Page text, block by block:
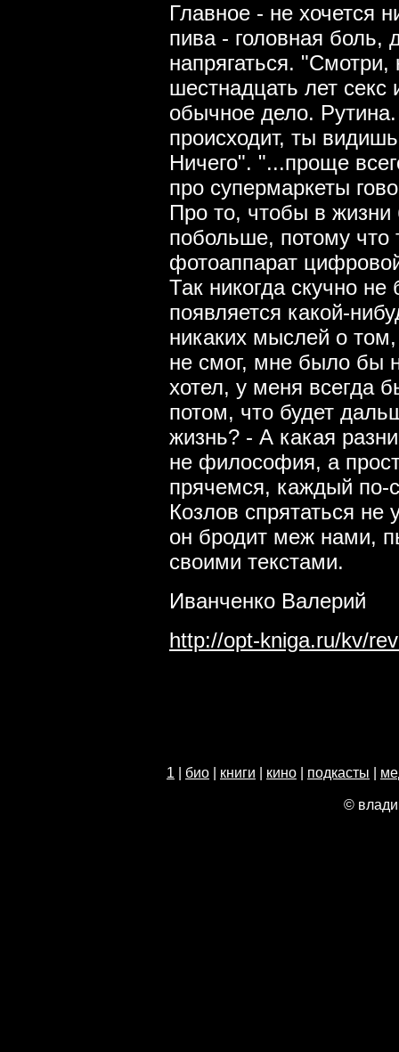
Главное - не хочется
пива - головная боль,
напрягаться. "Смотри,
шестнадцать лет секс
обычное дело.
происходит, ты
Ничего". "...проще
про супермаркеты
Про то, чтобы в жизни
побольше, потому что
фотоаппарат
Так никогда скучно не
появляется какой-
никаких мыслей о
не смог, мне было бы
хотел, у меня всегда
потом, что будет
жизнь? - А какая
не философия, а
прячемся, каждый по-
Козлов спрятаться не
он бродит меж нами,
своими текстами.
Иванченко Валерий
http://opt-kniga.ru/kv/
1 био книги кино подкасты
©